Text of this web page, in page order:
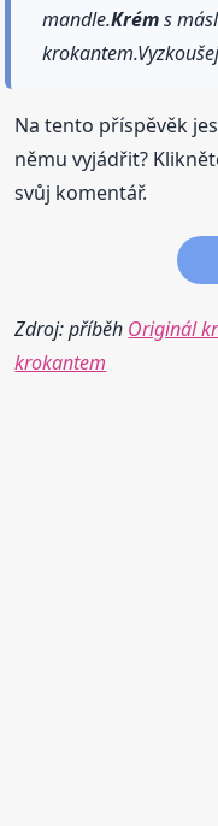
mandle.Kréms
Na tento příspěvěk
němu vyjádřit?
svůj komentář.
Zdroj: příběh Originál
krokantem